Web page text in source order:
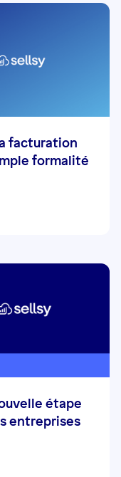
facturation
formalité
étape
entreprises